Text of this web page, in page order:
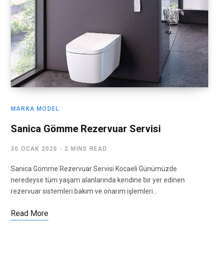
MARKA MODEL
Sanica Gömme Rezervuar Servisi
30 OCAK 2020 2 MINS READ
Sanica Gömme Rezervuar Servisi Kocaeli Günümüzde
neredeyse tüm yaşam alanlarında kendine bir yer edinen
rezervuar sistemleri bakım ve onarım işlemleri…
Read More